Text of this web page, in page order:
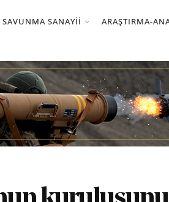
SAVUNMA SANAYII ARAŞTIRMA-